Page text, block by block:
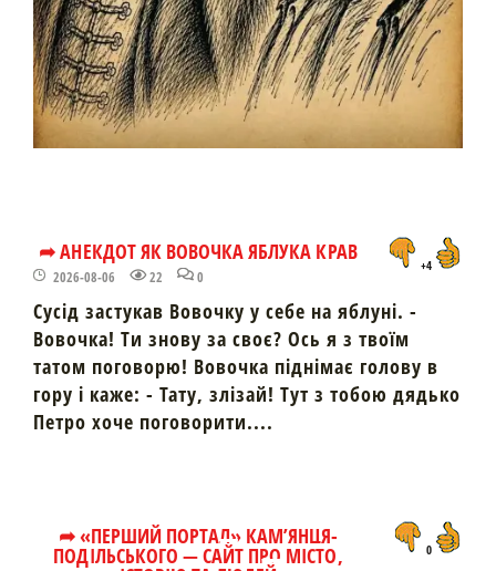
➦ АНЕКДОТ ЯК ВОВОЧКА ЯБЛУКА КРАВ
2026-08-06 22 0
+4
Сусід застукав Вовочку у себе на яблуні. -
Вовочка! Ти знову за своє? Ось я з твоїм
татом поговорю! Вовочка піднімає голову в
гору і каже: - Тату, злізай! Тут з тобою дядько
Петро хоче поговорити....
➦ «ПЕРШИЙ ПОРТАЛ» КАМ’ЯНЦЯ-
ПОДІЛЬСЬКОГО — САЙТ ПРО МІСТО, 0